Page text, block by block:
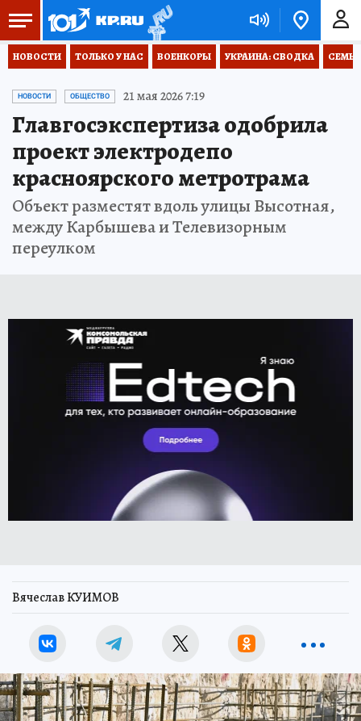
НОВОСТИ ТОЛЬКО У НАС ВОЕНКОРЫ УКРАИНА: СВОДКА
НОВОСТИ ОБЩЕСТВО 21 мая 2026 7:19
Главгосэкспертиза одобрила
проект электродепо
красноярского метротрама
Объект разместят вдоль улицы Высотная,
между Карбышева и Телевизорным
переулком
Вячеслав КУИМОВ